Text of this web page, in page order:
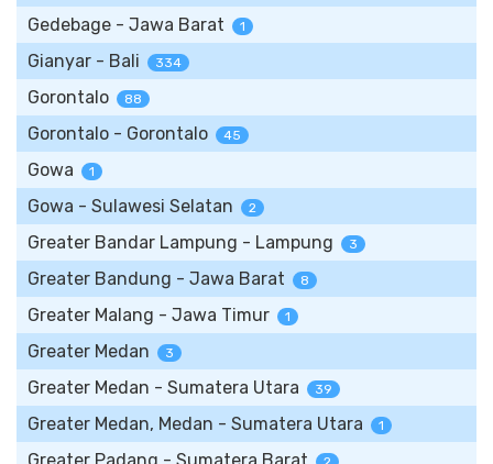
Gedebage - Jawa Barat 1
Gianyar - Bali 334
Gorontalo 88
Gorontalo - Gorontalo 45
Gowa 1
Gowa - Sulawesi Selatan 2
Greater Bandar Lampung - Lampung 3
Greater Bandung - Jawa Barat 8
Greater Malang - Jawa Timur 1
Greater Medan 3
Greater Medan - Sumatera Utara 39
Greater Medan, Medan - Sumatera Utara 1